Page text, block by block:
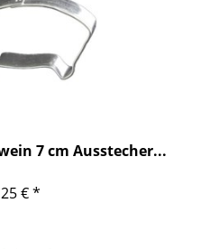
7 cm Ausstecher...
€ *